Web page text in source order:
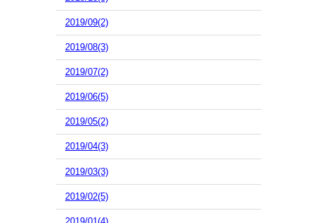
2019/09(2)
2019/08(3)
2019/07(2)
2019/06(5)
2019/05(2)
2019/04(3)
2019/03(3)
2019/02(5)